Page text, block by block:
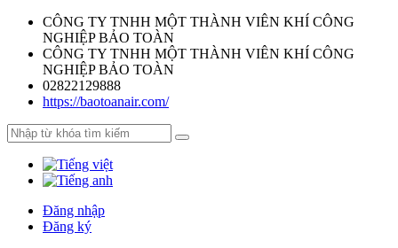
CÔNG TY TNHH MỘT THÀNH VIÊN KHÍ CÔNG
NGHIỆP BẢO TOÀN
CÔNG TY TNHH MỘT THÀNH VIÊN KHÍ CÔNG
NGHIỆP BẢO TOÀN
02822129888
https://baotoanair.com/
Đăng nhập
Đăng ký